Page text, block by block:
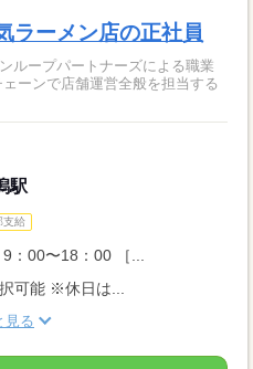
ラーメン店の正社員
ループパートナーズによる職業
ーンで店舗運営全般を担当する
駅
支給
9：00〜18：00 ［...
可能 ※休日は...
見る